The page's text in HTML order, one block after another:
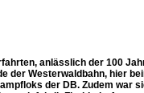
anlässlich der 100
der Westerwaldbahn, hier
der DB. Zudem war